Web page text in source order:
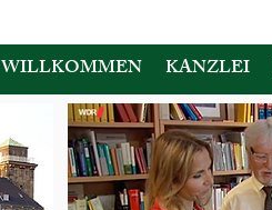
WILLKOMMEN KANZLEI